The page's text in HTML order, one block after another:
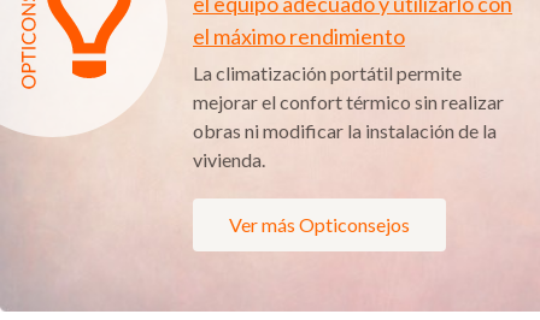
el máximo rendimiento
La climatización portátil permite
mejorar el confort térmico sin realizar
obras ni modificar la instalación de la
vivienda.
Ver más Opticonsejos